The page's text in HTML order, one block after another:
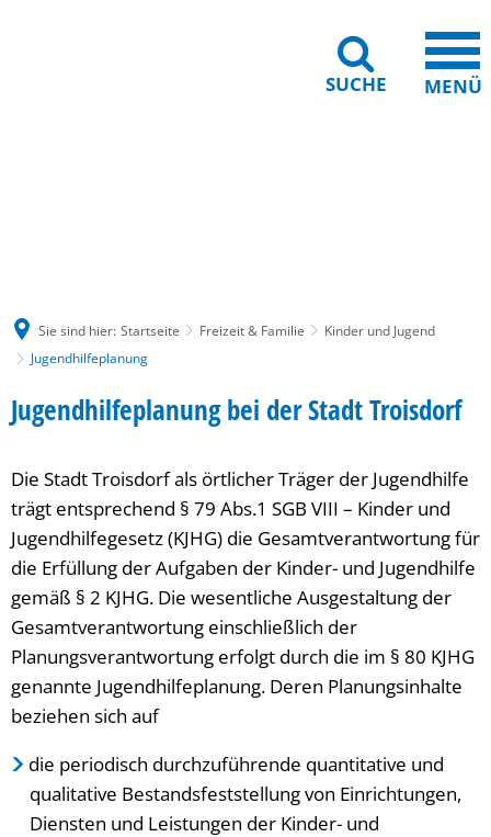
SUCHE MENÜ
Sie sind hier: Startseite Freizeit & Familie
Kinder und Jugend
Jugendhilfeplanung
Jugendhilfeplanung
Jugendhilfeplanung bei der Stadt Troisdorf
Die Stadt Troisdorf als örtlicher Träger der Jugendhilfe
trägt entsprechend § 79 Abs.1 SGB VIII – Kinder und
Jugendhilfegesetz (KJHG) die Gesamtverantwortung für
die Erfüllung der Aufgaben der Kinder- und Jugendhilfe
gemäß § 2 KJHG. Die wesentliche Ausgestaltung der
Gesamtverantwortung einschließlich der
Planungsverantwortung erfolgt durch die im § 80 KJHG
genannte Jugendhilfeplanung. Deren Planungsinhalte
beziehen sich auf
die periodisch durchzuführende quantitative und
qualitative Bestandsfeststellung von Einrichtungen,
Diensten und Leistungen der Kinder- und